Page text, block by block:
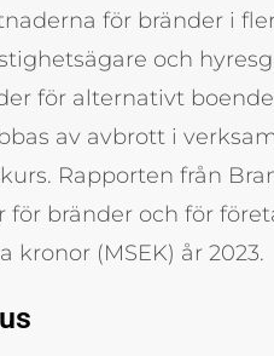
för bränder i
och
för alternativt
av avbrott i
Rapporten från
bränder och för
kronor (MSEK) år 2023.